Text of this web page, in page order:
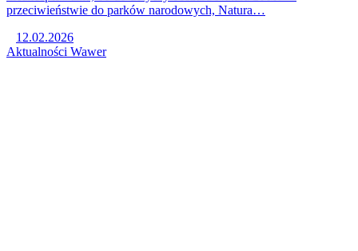
przeciwieństwie do parków narodowych, Natura…
12.02.2026
Aktualności Wawer